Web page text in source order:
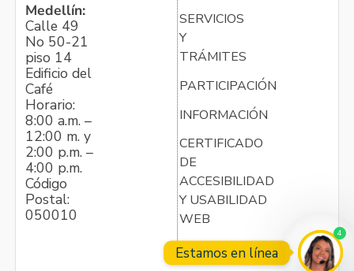
Medellín:
Calle 49
No 50-21
piso 14
Edificio del
Café
Horario:
8:00 a.m. –
12:00 m. y
2:00 p.m. –
4:00 p.m.
Código
Postal:
050010
SERVICIOS
Y
TRÁMITES
PARTICIPACIÓN
INFORMACIÓN
CERTIFICADO
DE
ACCESIBILIDAD
Y USABILIDAD
WEB
Estamos en línea
4